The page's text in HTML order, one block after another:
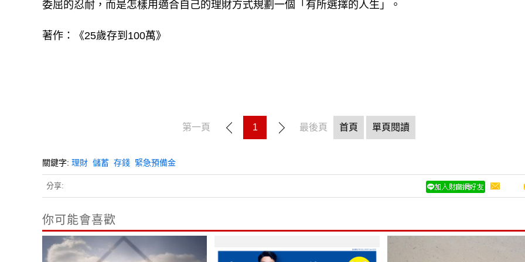
委屈的忍耐，而是怎樣用適合自己的理財方式規劃一個「有所選擇的人生」。
著作：《25歲存到100萬》
第一頁 1 最後頁 首頁 單頁閱讀
關鍵字: 理財 儲蓄 存錢 緊急預備金
分享:
你可能會喜歡